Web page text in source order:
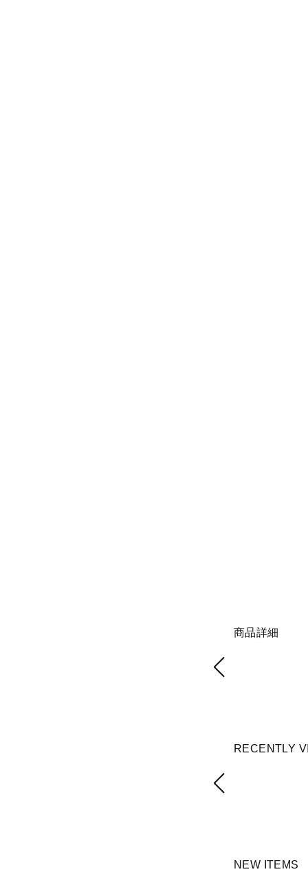
商品詳細
RECENTLY
NEW ITEMS